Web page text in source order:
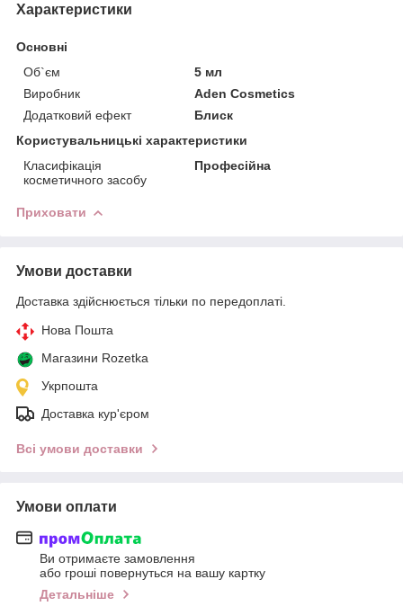
Характеристики
Основні
Об`єм
5 мл
Виробник
Aden Cosmetics
Додатковий ефект
Блиск
Користувальницькі характеристики
Класифікація
косметичного засобу
Професійна
Приховати
Умови доставки
Доставка здійснюється тільки по передоплаті.
Нова Пошта
Магазини Rozetka
Укрпошта
Доставка кур'єром
Всі умови доставки
Умови оплати
Ви отримаєте замовлення
або гроші повернуться на вашу картку
Детальніше